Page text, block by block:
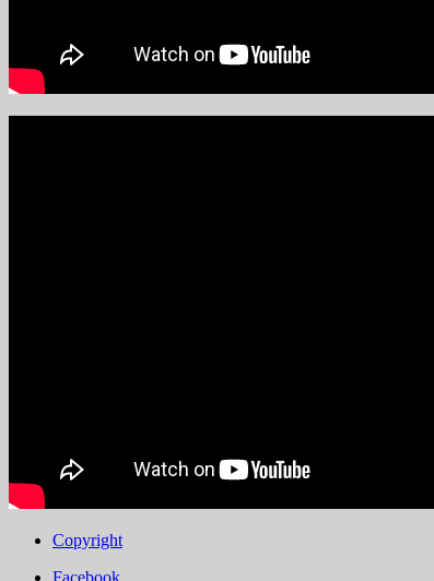
Copyright
Facebook